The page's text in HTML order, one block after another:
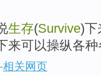
生存(Survive)下
来可以操纵各
-相关网页